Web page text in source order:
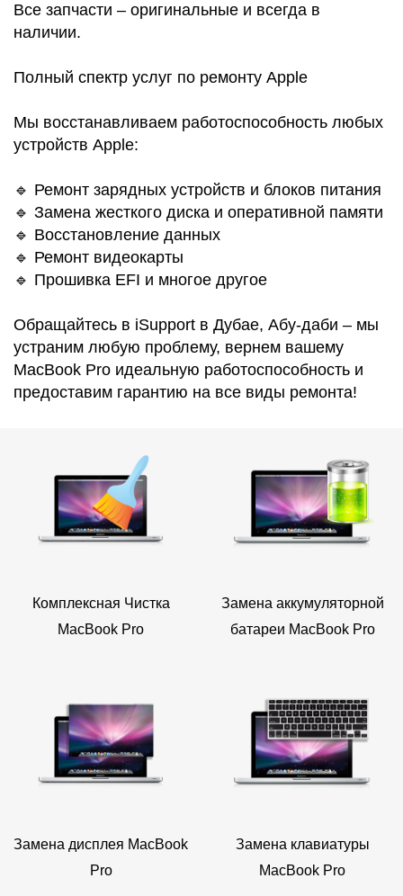
Все запчасти – оригинальные и всегда в
наличии.
Полный спектр услуг по ремонту Apple
Мы восстанавливаем работоспособность любых
устройств Apple:
🔹 Ремонт зарядных устройств и блоков питания
🔹 Замена жесткого диска и оперативной памяти
🔹 Восстановление данных
🔹 Ремонт видеокарты
🔹 Прошивка EFI и многое другое
Обращайтесь в iSupport в Дубае, Абу-даби – мы
устраним любую проблему, вернем вашему
MacBook Pro идеальную работоспособность и
предоставим гарантию на все виды ремонта!
Комплексная Чистка
MacBook Pro
Замена аккумуляторной
батареи MacBook Pro
Замена дисплея MacBook
Pro
Замена клавиатуры
MacBook Pro